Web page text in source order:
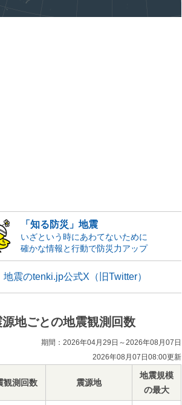
「知る防災」地震
いざという時にあわてないために
確かな情報と行動で防災力アップ
地震のtenki.jp公式X（旧Twitter）
源地ごとの地震観測回数
期間：2026年04月29日～2026年08月07日
2026年08月07日08:00更新
観測回数 震源地
地震規模
の最大